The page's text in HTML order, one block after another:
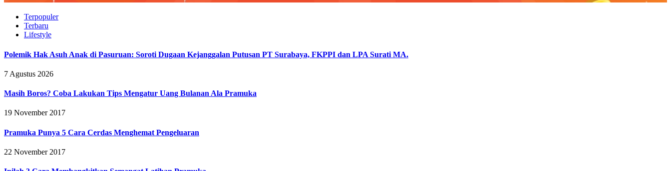
Terpopuler
Terbaru
Lifestyle
Polemik Hak Asuh Anak di Pasuruan: Soroti Dugaan Kejanggalan Putusan PT Surabaya, FKPPI dan LPA Surati MA.
7 Agustus 2026
Masih Boros? Coba Lakukan Tips Mengatur Uang Bulanan Ala Pramuka
19 November 2017
Pramuka Punya 5 Cara Cerdas Menghemat Pengeluaran
22 November 2017